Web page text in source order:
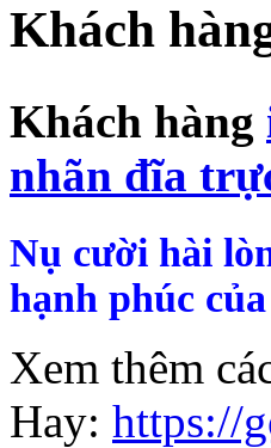
Khách
Khách hàng
nhãn đĩa
Nụ cười hài
hạnh phúc
Xem thêm
Hay: https://